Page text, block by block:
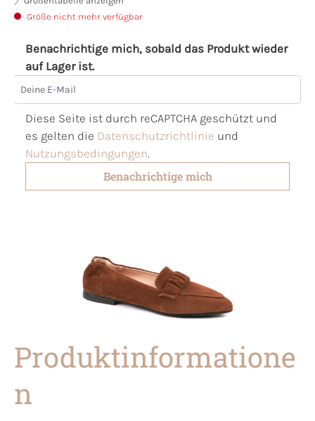
Größe nicht mehr verfügbar
Benachrichtige mich, sobald das Produkt wieder
auf Lager ist.
Deine E-Mail
Diese Seite ist durch reCAPTCHA geschützt und
es gelten die Datenschutzrichtlinie und
Nutzungsbedingungen.
Benachrichtige mich
Produktinformatione
n